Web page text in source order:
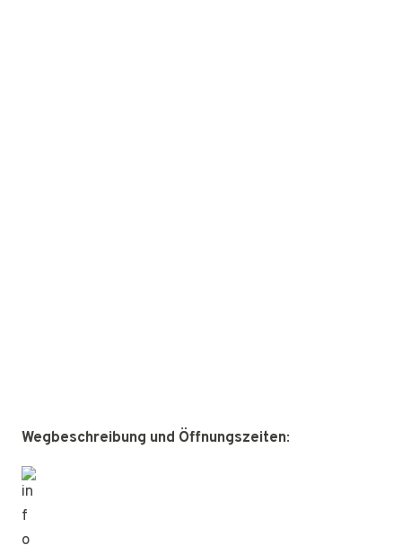
Wegbeschreibung und Öffnungszeiten: